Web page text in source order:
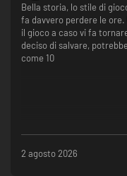
Bella storia, lo stile di
fa davvero perdere le
il gioco a caso vi fa
deciso di salvare,
come 10
2 agosto 2026